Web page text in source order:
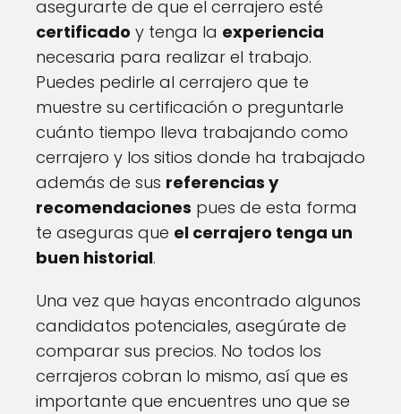
asegurarte de que el cerrajero esté
certificado y tenga la experiencia
necesaria para realizar el trabajo.
Puedes pedirle al cerrajero que te
muestre su certificación o preguntarle
cuánto tiempo lleva trabajando como
cerrajero y los sitios donde ha trabajado
además de sus referencias y
recomendaciones pues de esta forma
te aseguras que el cerrajero tenga un
buen historial.
Una vez que hayas encontrado algunos
candidatos potenciales, asegúrate de
comparar sus precios. No todos los
cerrajeros cobran lo mismo, así que es
importante que encuentres uno que se